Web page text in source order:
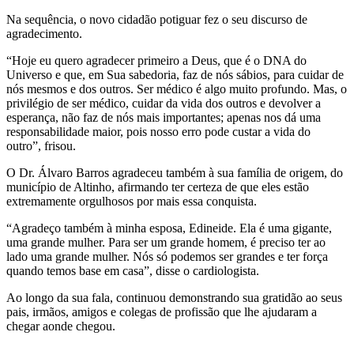
Na sequência, o novo cidadão potiguar fez o seu discurso de
agradecimento.
“Hoje eu quero agradecer primeiro a Deus, que é o DNA do
Universo e que, em Sua sabedoria, faz de nós sábios, para cuidar de
nós mesmos e dos outros. Ser médico é algo muito profundo. Mas, o
privilégio de ser médico, cuidar da vida dos outros e devolver a
esperança, não faz de nós mais importantes; apenas nos dá uma
responsabilidade maior, pois nosso erro pode custar a vida do
outro”, frisou.
O Dr. Álvaro Barros agradeceu também à sua família de origem, do
município de Altinho, afirmando ter certeza de que eles estão
extremamente orgulhosos por mais essa conquista.
“Agradeço também à minha esposa, Edineide. Ela é uma gigante,
uma grande mulher. Para ser um grande homem, é preciso ter ao
lado uma grande mulher. Nós só podemos ser grandes e ter força
quando temos base em casa”, disse o cardiologista.
Ao longo da sua fala, continuou demonstrando sua gratidão ao seus
pais, irmãos, amigos e colegas de profissão que lhe ajudaram a
chegar aonde chegou.